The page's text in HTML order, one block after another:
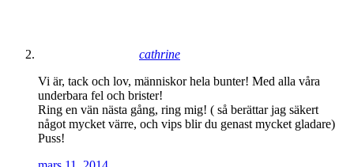
cathrine
Vi är, tack och lov, människor hela bunter! Med alla våra
underbara fel och brister!
Ring en vän nästa gång, ring mig! ( så berättar jag säkert
något mycket värre, och vips blir du genast mycket gladare)
Puss!